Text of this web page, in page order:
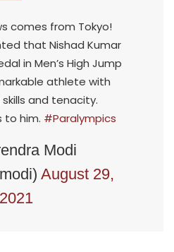
comes from Tokyo!
that Nishad Kumar
in Men’s High Jump
athlete with
and tenacity.
to him. #Paralympics
Modi
August 29,
2021